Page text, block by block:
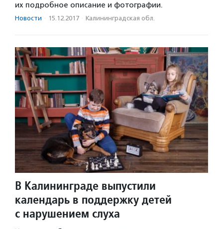
их подробное описание и фотографии.
Новости · 15.12.2017 · Калининградская обл.
В Калининграде выпустили
календарь в поддержку детей
с нарушением слуха